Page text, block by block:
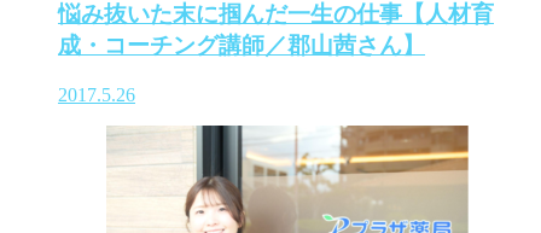
悩み抜いた末に掴んだ一生の仕事【人材育
成・コーチング講師／郡山茜さん】
2017.5.26